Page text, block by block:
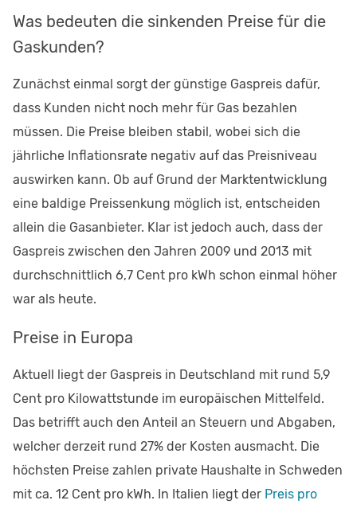
Was bedeuten die sinkenden Preise für die
Gaskunden?
Zunächst einmal sorgt der günstige Gaspreis dafür,
dass Kunden nicht noch mehr für Gas bezahlen
müssen. Die Preise bleiben stabil, wobei sich die
jährliche Inflationsrate negativ auf das Preisniveau
auswirken kann. Ob auf Grund der Marktentwicklung
eine baldige Preissenkung möglich ist, entscheiden
allein die Gasanbieter. Klar ist jedoch auch, dass der
Gaspreis zwischen den Jahren 2009 und 2013 mit
durchschnittlich 6,7 Cent pro kWh schon einmal höher
war als heute.
Preise in Europa
Aktuell liegt der Gaspreis in Deutschland mit rund 5,9
Cent pro Kilowattstunde im europäischen Mittelfeld.
Das betrifft auch den Anteil an Steuern und Abgaben,
welcher derzeit rund 27% der Kosten ausmacht. Die
höchsten Preise zahlen private Haushalte in Schweden
mit ca. 12 Cent pro kWh. In Italien liegt der Preis pro